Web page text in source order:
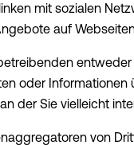
mit sozialen
auf
oder Informationen
der Sie vielleicht
von